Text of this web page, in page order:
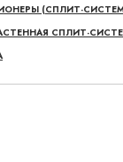
(СПЛИТ-
СПЛИТ-